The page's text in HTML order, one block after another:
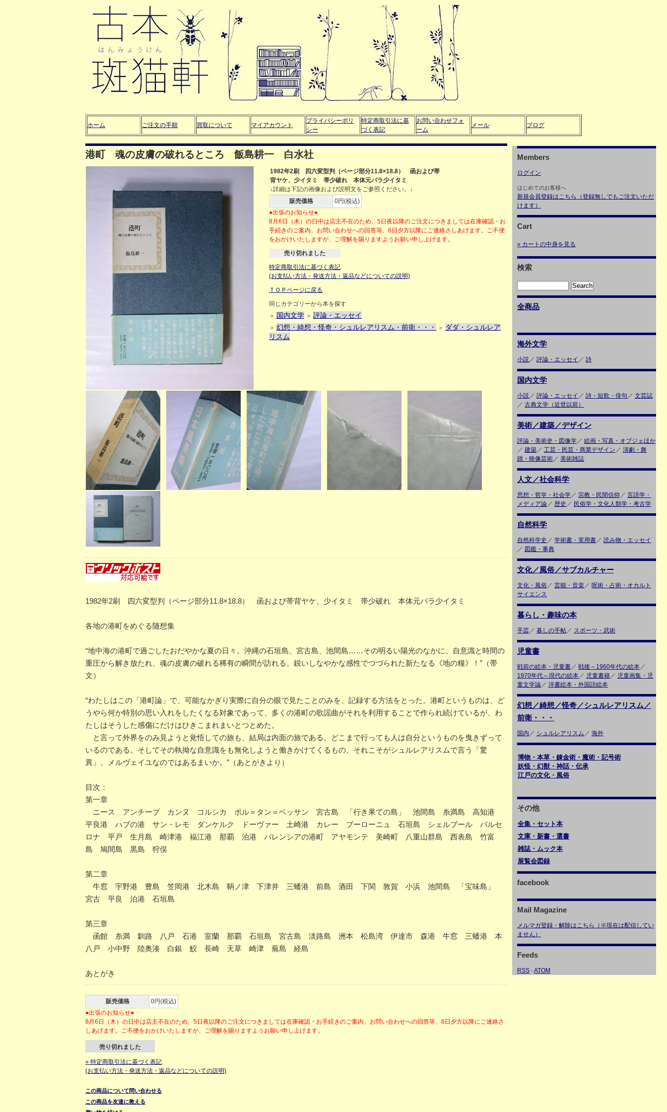
ホーム ご注文の手順 買取について マイアカウント
プライバシーポリ
シー
特定商取引法に基
づく表記
お問い合わせフォ
ーム
メール ブログ
港町 魂の皮膚の破れるところ 飯島耕一 白水社
1982年2刷 四六変型判（ページ部分11.8×18.8） 函および帯
背ヤケ、少イタミ 帯少破れ 本体元パラ少イタミ
↓詳細は下記の画像および説明文をご参照ください。↓
販売価格
0円(税込)
●出張のお知らせ●
8月6日（木）の日中は店主不在のため、5日夜以降のご注文につきましては在庫確認・お
手続きのご案内、お問い合わせへの回答等、6日夕方以降にご連絡さしあげます。ご不便
をおかけいたしますが、ご理解を賜りますようお願い申し上げます。
売り切れました
特定商取引法に基づく表記
(お支払い方法・発送方法・返品などについての説明)
ＴＯＰページに戻る
同じカテゴリーから本を探す
＞ 国内文学 ＞ 評論・エッセイ
＞ 幻想・綺想・怪奇・シュルレアリスム・前衛・・・ ＞ ダダ・シュルレア
リスム
1982年2刷 四六変型判（ページ部分11.8×18.8） 函および帯背ヤケ、少イタミ 帯少破れ 本体元パラ少イタミ
各地の港町をめぐる随想集
“地中海の港町で過ごしたおだやかな夏の日々。沖縄の石垣島、宮古島、池間島……その明るい陽光のなかに、自意識と時間の
重圧から解き放たれ、魂の皮膚の破れる稀有の瞬間が訪れる。鋭いしなやかな感性でつづられた新たなる《地の糧》！”（帯
文）
“わたしはこの「港町論」で、可能なかぎり実際に自分の眼で見たことのみを、記録する方法をとった。港町というものは、ど
うやら何か特別の思い入れをしたくなる対象であって、多くの港町の歌謡曲がそれを利用することで作られ続けているが、わ
たしはそうした感傷にだけはひきこまれまいとつとめた。
と言って外界をのみ見ようと覚悟しての旅も、結局は内面の旅である。どこまで行っても人は自分というものを曳きずって
いるのである。そしてその執拗な自意識をも無化しようと働きかけてくるもの、それこそがシュルレアリスムで言う「驚
異」、メルヴェイユなのではあるまいか。”（あとがきより）
目次：
第一章
ニース アンチーブ カンヌ コルシカ ポル＝タン＝ベッサン 宮古島 「行き果ての島」 池間島 糸満島 高知港
平良港 ハブの港 サン・レモ ダンケルク ドーヴァー 土崎港 カレー ブーローニュ 石垣島 シェルブール バルセ
ロナ 平戸 生月島 崎津港 福江港 那覇 泊港 バレンシアの港町 アヤモンテ 美崎町 八重山群島 西表島 竹富
島 鳩間島 黒島 狩俣
第二章
牛窓 宇野港 豊島 笠岡港 北木島 鞆ノ津 下津井 三蟠港 前島 酒田 下関 敦賀 小浜 池間島 「宝味島」
宮古 平良 泊港 石垣島
第三章
函館 糸満 釧路 八戸 石港 室蘭 那覇 石垣島 宮古島 淡路島 洲本 松島湾 伊達市 森港 牛窓 三蟠港 本
八戸 小中野 陸奥湊 白銀 鮫 長崎 天草 崎津 蕪島 経島
あとがき
販売価格
0円(税込)
●出張のお知らせ●
8月6日（木）の日中は店主不在のため、5日夜以降のご注文につきましては在庫確認・お手続きのご案内、お問い合わせへの回答等、6日夕方以降にご連絡さ
しあげます。ご不便をおかけいたしますが、ご理解を賜りますようお願い申し上げます。
売り切れました
» 特定商取引法に基づく表記
(お支払い方法・発送方法・返品などについての説明)
この商品について問い合わせる
この商品を友達に教える
Members
ログイン
はじめてのお客様へ
新規会員登録はこちら（登録無しでもご注文いただ
けます）
Cart
» カートの中身を見る
検索
全商品
海外文学
小説／ 評論・エッセイ ／ 詩
国内文学
小説／ 評論・エッセイ ／ 詩・短歌・俳句 ／ 文芸誌
／ 古典文学（近世以前）
美術／建築／デザイン
評論・美術史・図像学／ 絵画・写真・オブジェほか
／ 建築／ 工芸・民芸・商業デザイン ／ 演劇・舞
踏・映像芸術／ 美術雑誌
人文／社会科学
思想・哲学・社会学／ 宗教・民間信仰 ／ 言語学・
メディア論／ 歴史 ／ 民俗学・文化人類学・考古学
自然科学
自然科学史 ／ 学術書・実用書／ 読み物・エッセイ
／ 図鑑・事典
文化／風俗／サブカルチャー
文化・風俗／ 芸能・音楽 ／ 呪術・占術・オカルト
サイエンス
暮らし・趣味の本
手芸／ 暮しの手帖／ スポーツ・武術
児童書
戦前の絵本・児童書／ 戦後～1960年代の絵本／
1970年代～現代の絵本／ 児童書籍／ 児童画集・児
童文学論／ 洋書絵本・外国語絵本
幻想／綺想／怪奇／シュルレアリスム／
前衛・・・
国内 ／ シュルレアリスム ／ 海外
博物・本草・錬金術・魔術・記号術
妖怪・幻獣・神話・伝承
江戸の文化・風俗
その他
全集・セット本
文庫・新書・選書
雑誌・ムック本
展覧会図録
facebook
Mail Magazine
メルマガ登録・解除はこちら（※現在は配信してい
ません）
Feeds
RSS -ATOM